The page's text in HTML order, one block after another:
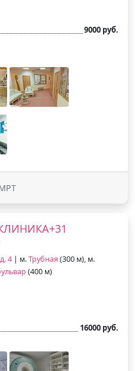
9000 руб.
4 | м.Трубная (300 м), м.
(400 м)
16000 руб.